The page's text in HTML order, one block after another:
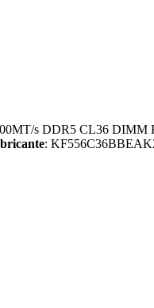
s DDR5 CL36 DIMM
: